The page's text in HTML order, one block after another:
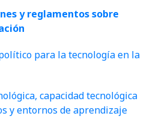
y reglamentos sobre
para la tecnología en la
capacidad tecnológica
y entornos de aprendizaje